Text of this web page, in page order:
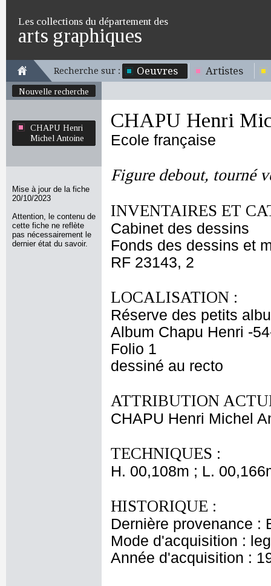
Les collections du département des
arts graphiques
Recherche sur : Oeuvres Artistes
Nouvelle recherche
CHAPU Henri
Michel Antoine
Mise à jour de la fiche
20/10/2023
Attention, le contenu de
cette fiche ne reflète
pas nécessairement le
dernier état du savoir.
CHAPU Henri
Ecole française
Figure debout, tourné
INVENTAIRES ET
Cabinet des dessins
Fonds des dessins et
RF 23143, 2
LOCALISATION :
Réserve des petits
Album Chapu Henri -
Folio 1
dessiné au recto
ATTRIBUTION
CHAPU Henri Michel
TECHNIQUES :
H. 00,108m ; L.
HISTORIQUE :
Dernière provenance :
Mode d'acquisition :
Année d'acquisition :